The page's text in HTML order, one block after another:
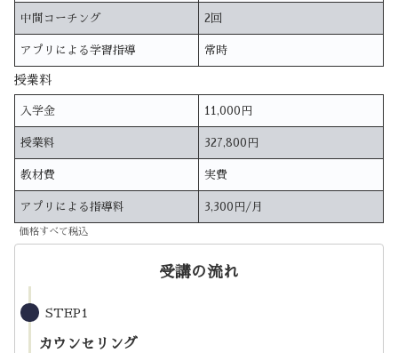
中間コーチング 2回
アプリによる学習指導 常時
授業料
入学金 11,000円
授業料 327,800円
教材費 実費
アプリによる指導料 3,300円/月
価格すべて税込
受講の流れ
STEP1
カウンセリング